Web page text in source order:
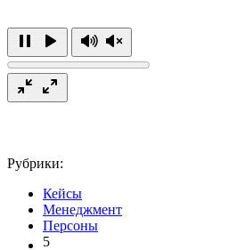
Рубрики:
Кейсы
Менеджмент
Персоны
5